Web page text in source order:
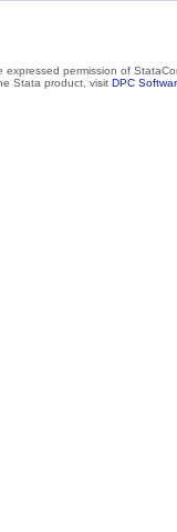
permission of
Stata product, visit DPC